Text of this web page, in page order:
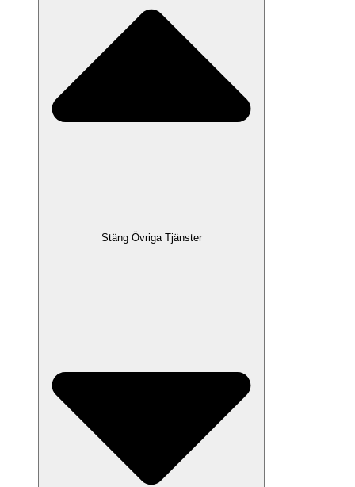
Stäng Övriga Tjänster